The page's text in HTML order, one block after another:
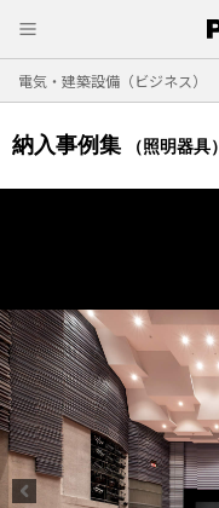
電気・建築設備（ビジネス）
納入事例集 （照明器具）